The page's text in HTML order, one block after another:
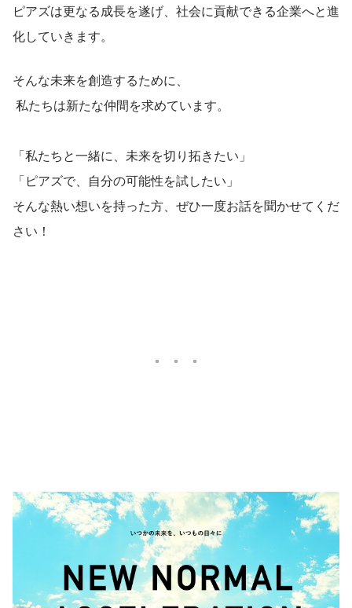
ピアズは更なる成長を遂げ、社会に貢献できる企業へと進
化していきます。
そんな未来を創造するために、
私たちは新たな仲間を求めています。
「私たちと一緒に、未来を切り拓きたい」
「ピアズで、自分の可能性を試したい」
そんな熱い想いを持った方、ぜひ一度お話を聞かせてくだ
さい！